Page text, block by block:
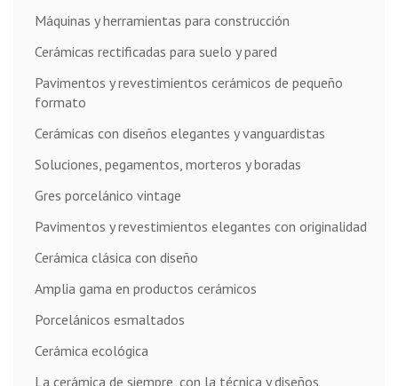
Máquinas y herramientas para construcción
Cerámicas rectificadas para suelo y pared
Pavimentos y revestimientos cerámicos de pequeño
formato
Cerámicas con diseños elegantes y vanguardistas
Soluciones, pegamentos, morteros y boradas
Gres porcelánico vintage
Pavimentos y revestimientos elegantes con originalidad
Cerámica clásica con diseño
Amplia gama en productos cerámicos
Porcelánicos esmaltados
Cerámica ecológica
La cerámica de siempre, con la técnica y diseños